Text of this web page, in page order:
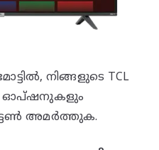
നിങ്ങളുടെ TCL
ഓപ്ഷനുകളും
അമർത്തുക.